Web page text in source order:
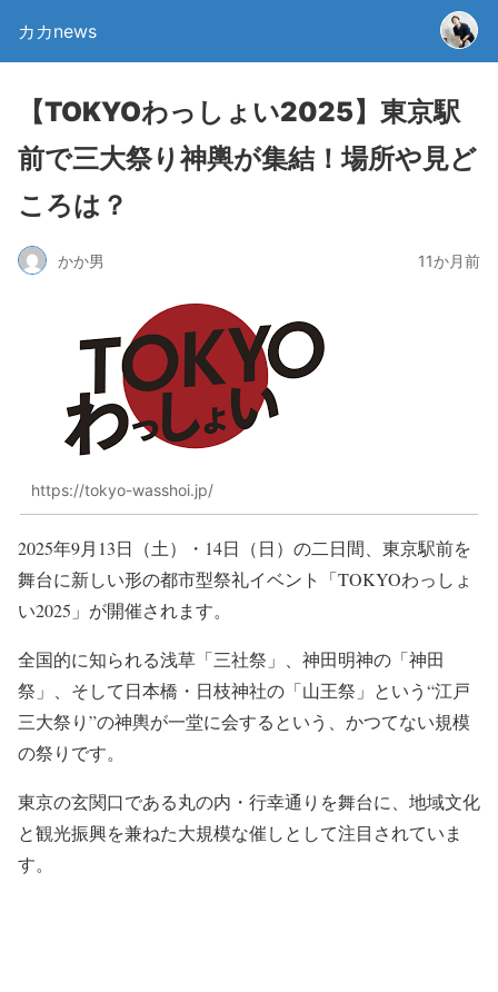
カカnews
【TOKYOわっしょい2025】東京駅
前で三大祭り神輿が集結！場所や見ど
ころは？
かか男 11か月前
https://tokyo-wasshoi.jp/
2025年9月13日（土）・14日（日）の二日間、東京駅前を
舞台に新しい形の都市型祭礼イベント「TOKYOわっしょ
い2025」が開催されます。
全国的に知られる浅草「三社祭」、神田明神の「神田
祭」、そして日本橋・日枝神社の「山王祭」という“江戸
三大祭り”の神輿が一堂に会するという、かつてない規模
の祭りです。
東京の玄関口である丸の内・行幸通りを舞台に、地域文化
と観光振興を兼ねた大規模な催しとして注目されていま
す。